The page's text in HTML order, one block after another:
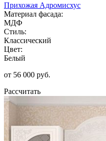
Прихожая Адромисхус
Материал фасада:
МДФ
Стиль:
Классический
Цвет:
Белый
от 56 000 руб.
Рассчитать